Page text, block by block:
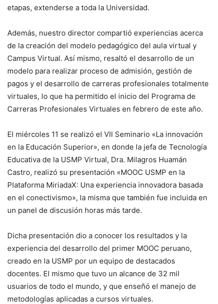
etapas, extenderse a toda la Universidad.
Además, nuestro director compartió experiencias acerca
de la creación del modelo pedagógico del aula virtual y
Campus Virtual. Así mismo, resaltó el desarrollo de un
modelo para realizar proceso de admisión, gestión de
pagos y el desarrollo de carreras profesionales totalmente
virtuales, lo que ha permitido el inicio del Programa de
Carreras Profesionales Virtuales en febrero de este año.
El miércoles 11 se realizó el VII Seminario «La innovación
en la Educación Superior», en donde la jefa de Tecnología
Educativa de la USMP Virtual, Dra. Milagros Huamán
Castro, realizó su presentación «MOOC USMP en la
Plataforma MiriadaX: Una experiencia innovadora basada
en el conectivismo», la misma que también fue incluida en
un panel de discusión horas más tarde.
Dicha presentación dio a conocer los resultados y la
experiencia del desarrollo del primer MOOC peruano,
creado en la USMP por un equipo de destacados
docentes. El mismo que tuvo un alcance de 32 mil
usuarios de todo el mundo, y que enseñó el manejo de
metodologías aplicadas a cursos virtuales.